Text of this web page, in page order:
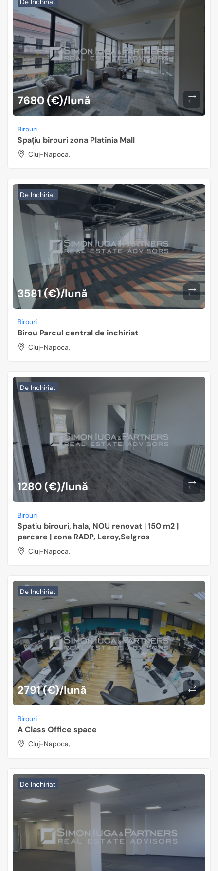
De Inchiriat
7680 (€)/lună
Birouri
Spațiu birouri zona Platinia Mall
Cluj-Napoca,
De Inchiriat
3581 (€)/lună
Birouri
Birou Parcul central de inchiriat
Cluj-Napoca,
De Inchiriat
1280 (€)/lună
Birouri
Spatiu birouri, hala, NOU renovat | 150 m2 |
parcare | zona RADP, Leroy,Selgros
Cluj-Napoca,
De Inchiriat
2791 (€)/lună
Birouri
A Class Office space
Cluj-Napoca,
De Inchiriat